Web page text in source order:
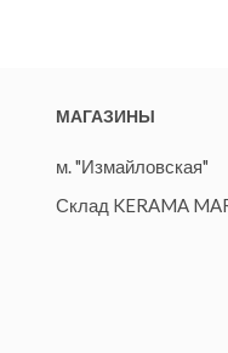
МАГАЗИНЫ
м. "Измайловская"
Склад KERAMA